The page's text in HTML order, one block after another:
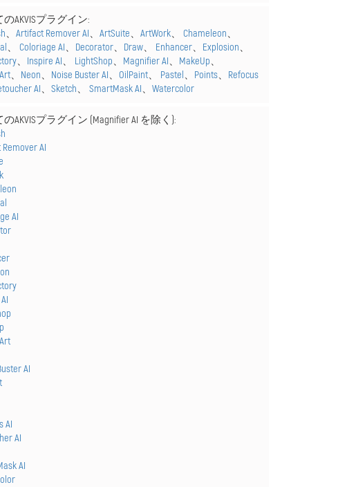
AKVISプラグイン:
、Artifact Remover AI、ArtSuite、ArtWork、Chameleon、
、Coloriage AI、 Decorator、 Draw、 Enhancer、 Explosion、
、 Inspire AI、 LightShop、 Magnifier AI、 MakeUp、
、 Neon、 Noise Buster AI、OilPaint、 Pastel、 Points、 Refocus
AI、Sketch、SmartMask AI、Watercolor
AKVISプラグイン (Magnifier AI を除く):
AI
AI
AI
AI
AI
AI